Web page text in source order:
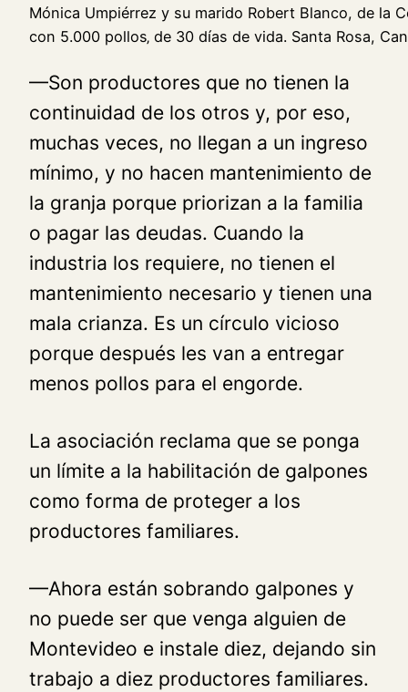
Mónica Umpiérrez y su marido Robert Blanco, de la
con 5.000 pollos‚ de 30 días de vida. Santa Rosa,
—Son productores que no tienen la
continuidad de los otros y, por eso,
muchas veces, no llegan a un ingreso
mínimo, y no hacen mantenimiento de
la granja porque priorizan a la familia
o pagar las deudas. Cuando la
industria los requiere, no tienen el
mantenimiento necesario y tienen una
mala crianza. Es un círculo vicioso
porque después les van a entregar
menos pollos para el engorde.
La asociación reclama que se ponga
un límite a la habilitación de galpones
como forma de proteger a los
productores familiares.
—Ahora están sobrando galpones y
no puede ser que venga alguien de
Montevideo e instale diez, dejando sin
trabajo a diez productores familiares.